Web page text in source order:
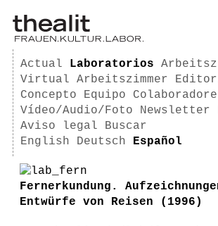
Actual Laboratorios
Virtual Arbeitszimmer
Concepto
Equipo
Vídeo/Audio/Foto
Newsletter
Aviso legal
Buscar
English
Deutsch Español
Fernerkundung.
Entwürfe von Reisen (1996)